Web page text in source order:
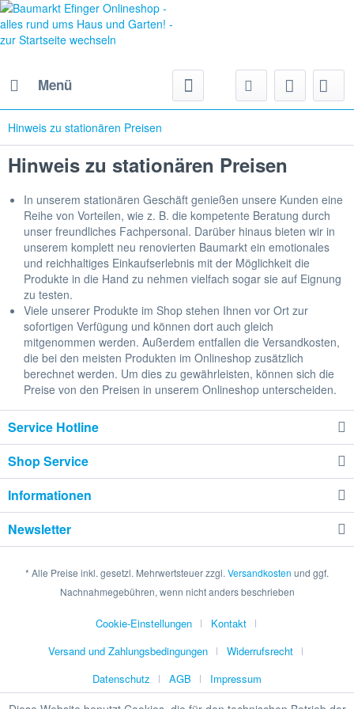
Menü
Hinweis zu stationären Preisen
Hinweis zu stationären Preisen
In unserem stationären Geschäft genießen unsere Kunden eine
Reihe von Vorteilen, wie z. B. die kompetente Beratung durch
unser freundliches Fachpersonal. Darüber hinaus bieten wir in
unserem komplett neu renovierten Baumarkt ein emotionales
und reichhaltiges Einkaufserlebnis mit der Möglichkeit die
Produkte in die Hand zu nehmen vielfach sogar sie auf Eignung
zu testen.
Viele unserer Produkte im Shop stehen Ihnen vor Ort zur
sofortigen Verfügung und können dort auch gleich
mitgenommen werden. Außerdem entfallen die Versandkosten,
die bei den meisten Produkten im Onlineshop zusätzlich
berechnet werden. Um dies zu gewährleisten, können sich die
Preise von den Preisen in unserem Onlineshop unterscheiden.
Service Hotline
Shop Service
Informationen
Newsletter
* Alle Preise inkl. gesetzl. Mehrwertsteuer zzgl. Versandkosten und ggf.
Nachnahmegebühren, wenn nicht anders beschrieben
Cookie-Einstellungen
Kontakt
Versand und Zahlungsbedingungen
Widerrufsrecht
Datenschutz
AGB Impressum